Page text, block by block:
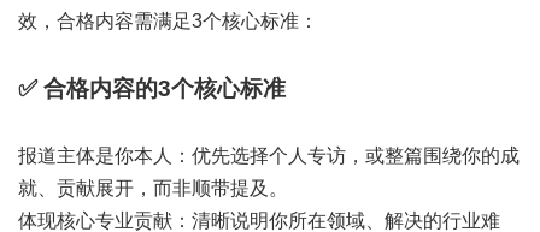
效，合格内容需满足3个核心标准：
✅ 合格内容的3个核心标准
报道主体是你本人：优先选择个人专访，或整篇围绕你的成
就、贡献展开，而非顺带提及。
体现核心专业贡献：清晰说明你所在领域、解决的行业难